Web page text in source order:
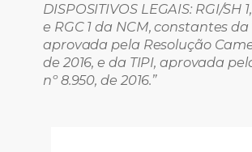
DISPOSITIVOS LEGAIS: RGI/SH
e RGC 1 da NCM, constantes da
aprovada pela Resolução
de 2016, e da TIPI, aprovada
nº 8.950, de 2016.”